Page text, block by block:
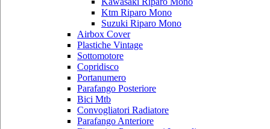
Ktm Riparo Mono
Suzuki Riparo Mono
Airbox Cover
Plastiche Vintage
Sottomotore
Copridisco
Portanumero
Parafango Posteriore
Bici Mtb
Convogliatori Radiatore
Parafango Anteriore